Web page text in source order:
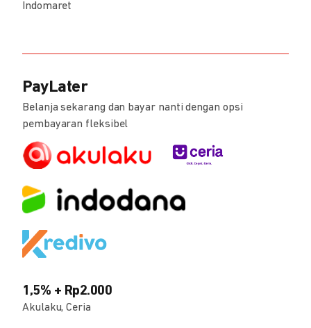
Indomaret
PayLater
Belanja sekarang dan bayar nanti dengan opsi
pembayaran fleksibel
1,5% + Rp2.000
Akulaku, Ceria